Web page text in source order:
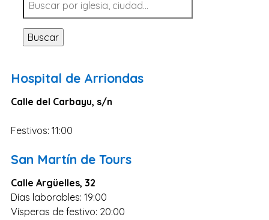
Valladolid
Sevilla
Santa Cruz de Tenerife
Cantabria
Islas Baleares
Málaga
Alicante
Toledo
Buscar
Hospital de Arriondas
Calle del Carbayu, s/n
Festivos: 11:00
San Martín de Tours
Calle Argüelles, 32
Días laborables: 19:00
Vísperas de festivo: 20:00